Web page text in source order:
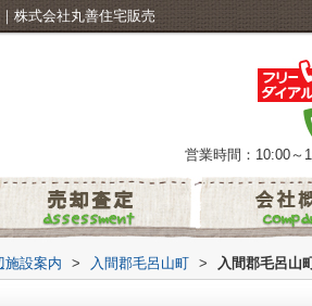
株式会社丸善住宅販売
営業時間：10:00～
施設案内 > 入間郡毛呂山町 > 入間郡毛呂山